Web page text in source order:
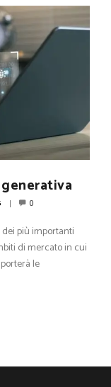
0
più importanti
di mercato in cui
le